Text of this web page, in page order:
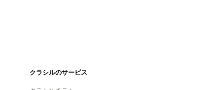
クラシルのサービス